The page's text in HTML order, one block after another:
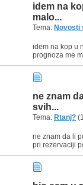
idem na
malo...
Tema: Novosti
idem na kop u
prognoza me
ne znam
svih...
Tema: Rtanj?
pri rezervaciji pokazes index,